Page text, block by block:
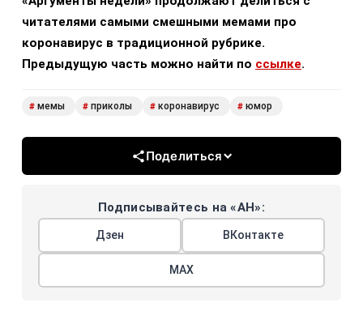
читателями самыми смешными мемами про
коронавирус в традиционной рубрике.
Предыдущую часть можно найти по ссылке.
# мемы # приколы # коронавирус # юмор
Поделиться
Подписывайтесь на «АН»:
Дзен ВКонтакте
МАХ